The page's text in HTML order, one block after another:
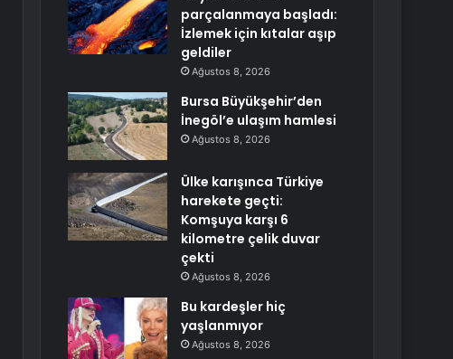
parçalanmaya başladı:
İzlemek için kıtalar aşıp
geldiler
Ağustos 8, 2026
Bursa Büyükşehir’den
İnegöl’e ulaşım hamlesi
Ağustos 8, 2026
Ülke karışınca Türkiye
harekete geçti:
Komşuya karşı 6
kilometre çelik duvar
çekti
Ağustos 8, 2026
Bu kardeşler hiç
yaşlanmıyor
Ağustos 8, 2026